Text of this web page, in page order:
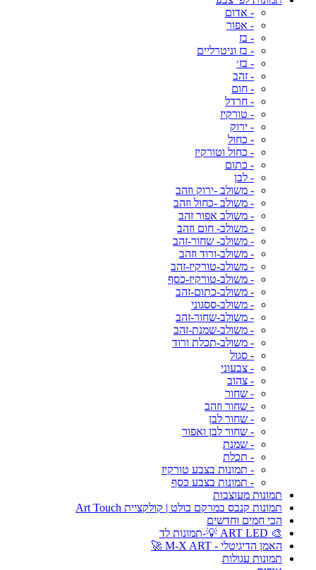
- אדום
- אפור
- בז
- בז וניטרליים
- בז׳
- זהב
- חום
- חרדל
- טורקיז
- ירוק
- כחול
- כחול וטורקיז
- כתום
- לבן
- משולב -ירוק וזהב
- משולב -כחול וזהב
- משולב אפור זהב
- משולב- חום וזהב
- משולב- שחור-זהב
- משולב-ורוד וזהב
- משולב-טורקיז-זהב
- משולב-טורקיז-כסף
- משולב-כתום-זהב
- משולב-ססגוני
- משולב-שחור-זהב
- משולב-שמנת-זהב
- משולב-תכלת ורוד
- סגול
- צבעוני
- צהוב
- שחור
- שחור וזהב
- שחור לבן
- שחור לבן ואפור
- שמנת
- תכלת
- תמונות בצבע טורקיז
- תמונות בצבע כסף
תמונות מעוצבות
תמונות קנבס במרקם בולט | קולקציית Art Touch
הכי חמים וחדשים
🎨 ART LED 💡-תמונות לד
האמן הדיגיטלי - M-X ART 🚀
תמונות עגולות